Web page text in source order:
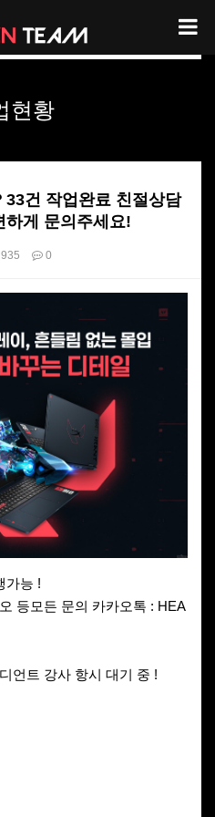
현황
건 작업완료 친절상담
하게 문의주세요!
935 0
가능 !
등모든 문의 카카오톡 : HEA
언트 강사 항시 대기 중 !